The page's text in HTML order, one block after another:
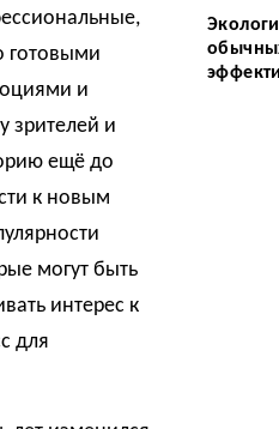
готовыми
и
зрителей и
ещё до
к новым
могут быть
интерес к
для